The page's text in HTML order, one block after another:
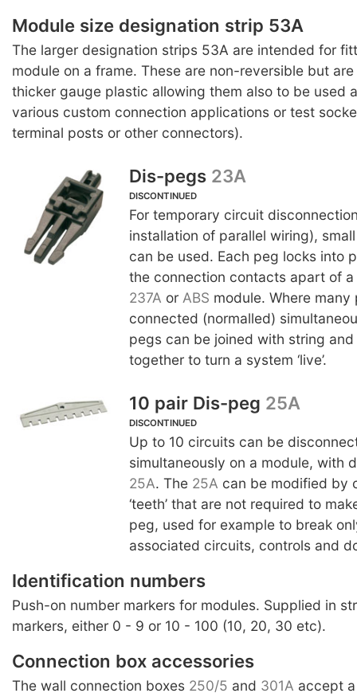
Module size designation strip 53A
The larger designation strips 53A are intended for
module on a frame. These are non-reversible but
thicker gauge plastic allowing them also to be used
various custom connection applications or test
terminal posts or other connectors).
Dis-pegs 23A
DISCONTINUED
For temporary circuit
installation of parallel wiring),
can be used. Each peg locks into
the connection contacts apart of
237A orABS module. Where
connected (normalled)
pegs can be joined with string
together to turn a system ‘live’.
10 pair Dis-peg 25A
DISCONTINUED
Up to 10 circuits can be
simultaneously on a module, with
25A. The 25A can be modified by
‘teeth’ that are not required to
peg, used for example to break
associated circuits, controls and
Identification numbers
Push-on number markers for modules. Supplied in
markers, either 0 - 9 or 10 - 100 (10, 20, 30 etc).
Connection box accessories
The wall connection boxes 250/5 and 301A accept